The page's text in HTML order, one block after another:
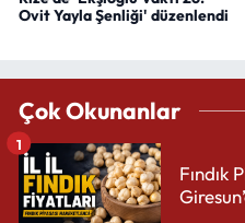
Ovit Yayla Şenliği' düzenlendi
Çok Okunanlar
Fındık
1